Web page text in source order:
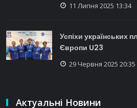
11 Липня 2025 13:34
Успіхи українських
Європи U23
29 Червня 2025 20:35
Актуальні Новини